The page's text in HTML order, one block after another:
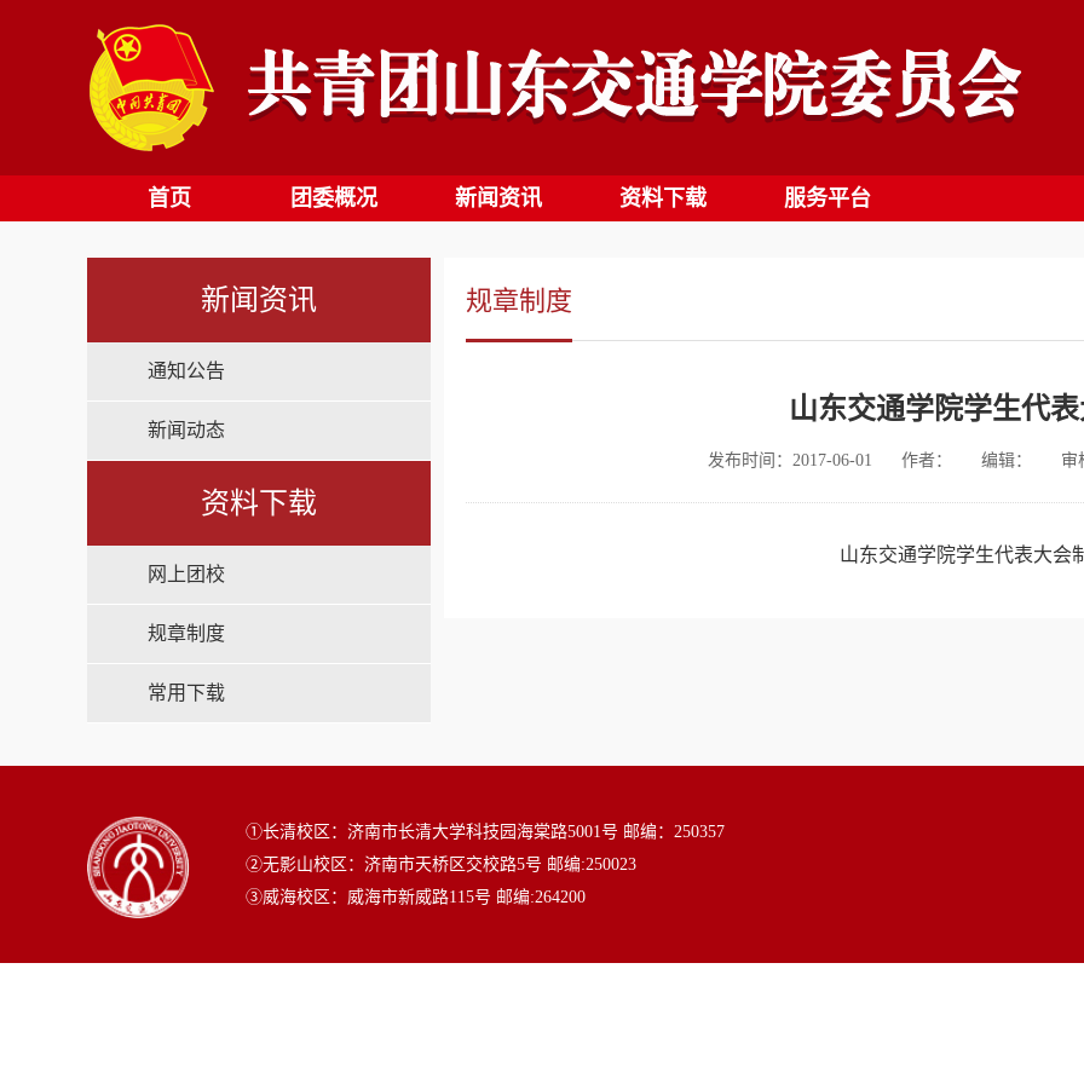
首页 团委概况 新闻资讯 资料下载 服务平台
新闻资讯
通知公告
新闻动态
资料下载
网上团校
规章制度
常用下载
规章制度
山东交通学院学生代
发布时间：2017-06-01 作者： 编辑： 审
山东交通学院学生代表大会
①长清校区：济南市长清大学科技园海棠路5001号 邮编：250357
②无影山校区：济南市天桥区交校路5号 邮编:250023
③威海校区：威海市新威路115号 邮编:264200